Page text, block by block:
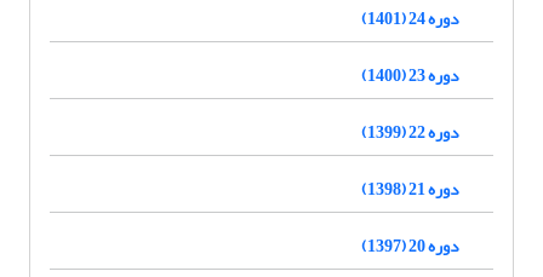
دوره 24 (1401)
دوره 23 (1400)
دوره 22 (1399)
دوره 21 (1398)
دوره 20 (1397)